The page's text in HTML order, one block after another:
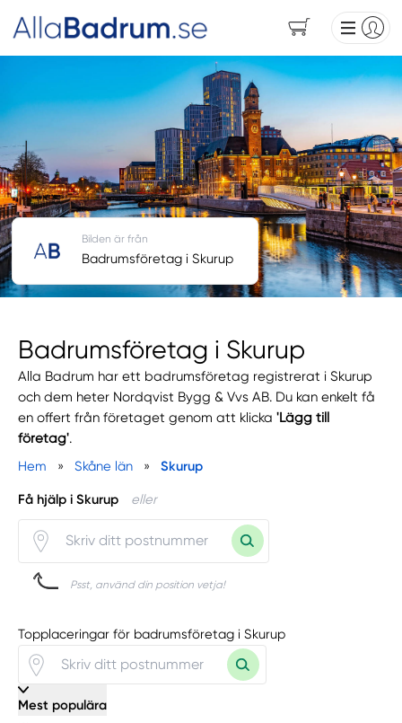
Badrumsföretag i Skurup
Alla Badrum har ett badrumsföretag registrerat i Skurup
och dem heter Nordqvist Bygg & Vvs AB. Du kan enkelt få
en offert från företaget genom att klicka'Lägg till
företag'.
Hem
» Skåne län » Skurup
Få hjälp i Skurup eller
Psst, använd din position vetja!
Bilden är från
Badrumsföretag i Skurup
Topplaceringar för badrumsföretag i Skurup
Mest populära